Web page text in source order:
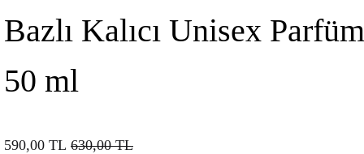
Bazlı Kalıcı Unisex Parfüm
50 ml
590,00 TL 630,00TL